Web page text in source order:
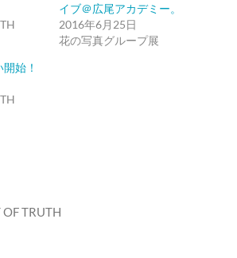
イブ＠広尾アカデミー。
2016年6月25日
花の写真グループ展
始！
TRUTH